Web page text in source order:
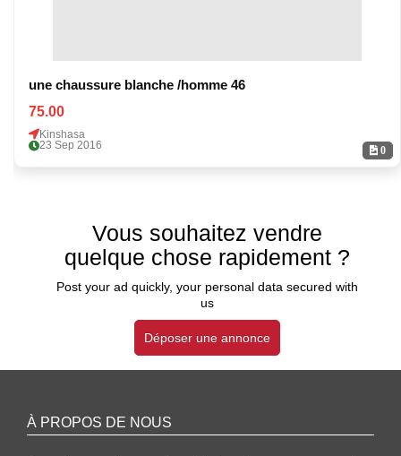
0
une chaussure blanche /homme 46
75.00
Kinshasa
23 Sep 2016
Vous souhaitez vendre
quelque chose rapidement ?
Post your ad quickly, your personal data secured with
us
Déposer une annonce
À PROPOS DE NOUS